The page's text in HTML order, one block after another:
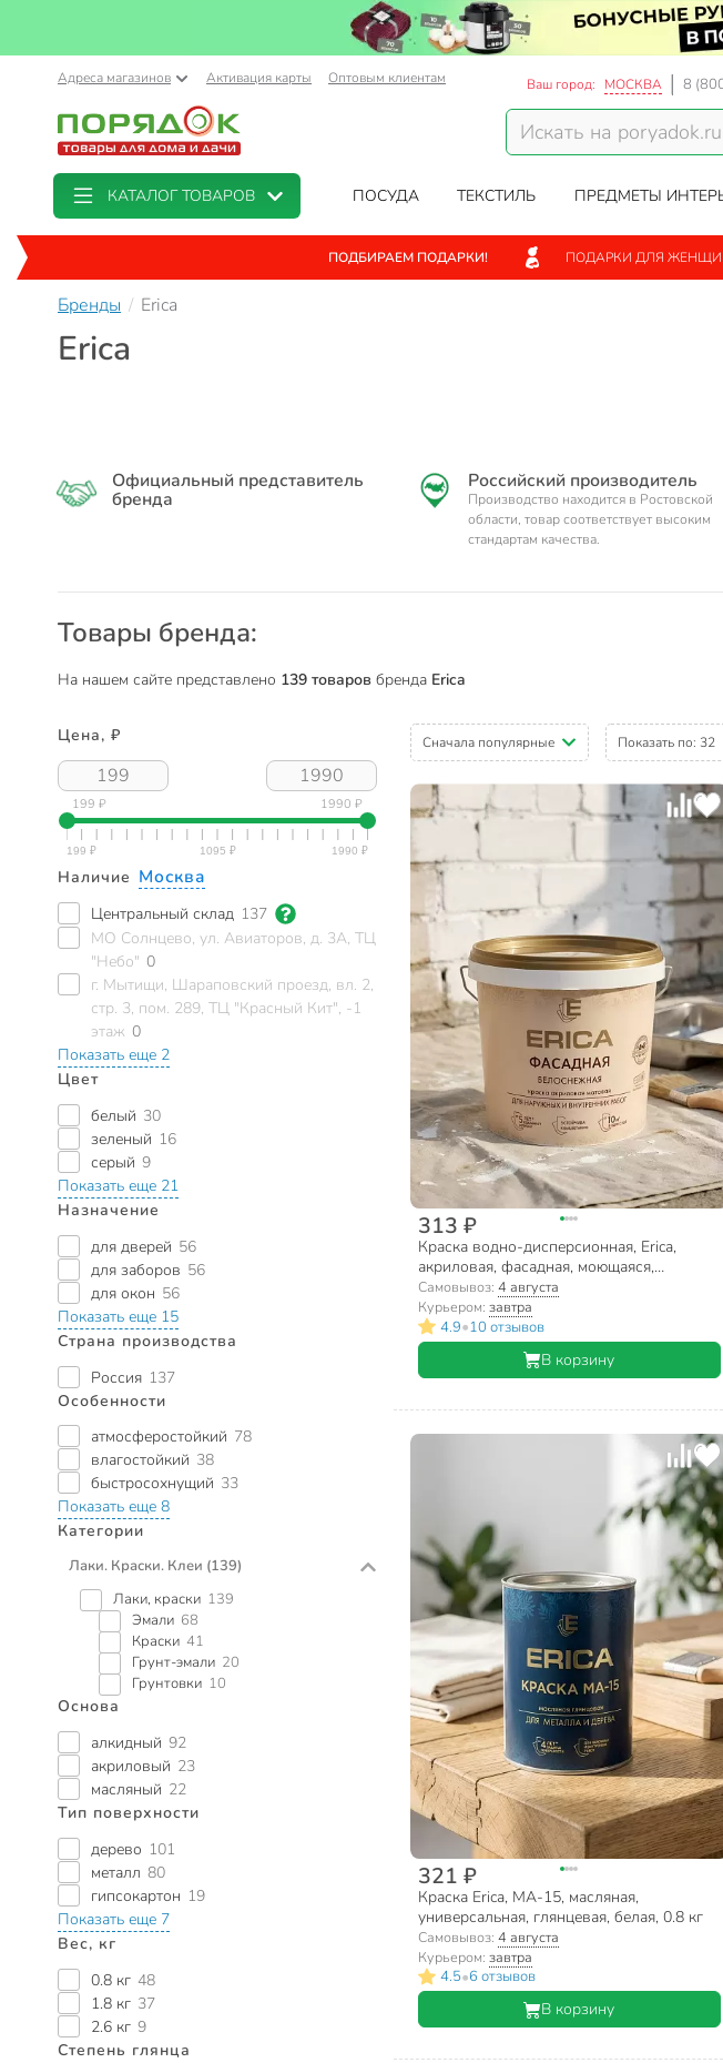
Адреса магазинов Активация карты Оптовым клиентам Ваш город: МОСКВА 8
КАТАЛОГ ТОВАРОВ ПОСУДА ТЕКСТИЛЬ ПРЕДМЕТЫ
ПОДБИРАЕМ ПОДАРКИ! ПОДАРКИ ДЛЯ
Бренды Erica
Erica
Официальный представитель
бренда
Российский производитель
Производство находится в Ростовской
области, товар соответствует высоким
стандартам качества.
Товары бренда:
На нашем сайте представлено 139 товаров бренда Erica
Цена, ₽
199 ₽ 1990 ₽
Наличие Москва
Центральный склад 137
МО Солнцево, ул. Авиаторов, д. 3А, ТЦ
"Небо" 0
г. Мытищи, Шараповский проезд, вл. 2,
стр. 3, пом. 289, ТЦ "Красный Кит", -1
этаж 0
Показать еще 2
Цвет
белый 30
зеленый 16
серый 9
Показать еще 21
Назначение
для дверей 56
для заборов 56
для окон 56
Показать еще 15
Страна производства
Россия 137
Особенности
атмосферостойкий 78
влагостойкий 38
быстросохнущий 33
Показать еще 8
Категории
Лаки. Краски. Клеи (139)
Лаки, краски 139
Эмали 68
Краски 41
Грунт-эмали 20
Грунтовки 10
Основа
алкидный 92
акриловый 23
масляный 22
Тип поверхности
дерево 101
металл 80
гипсокартон 19
Показать еще 7
Вес, кг
0.8 кг 48
1.8 кг 37
2.6 кг 9
Степень глянца
Сначала популярные Показать по: 32
313 ₽
Краска водно-дисперсионная, Erica,
акриловая, фасадная, моющаяся,
влагостойкая, матовая, белая, 1.4 кг
Самовывоз: 4 августа
Курьером: завтра
4.9•10 отзывов
В корзину
321 ₽
Краска Erica, МА-15, масляная,
универсальная, глянцевая, белая, 0.8 кг
Самовывоз: 4 августа
Курьером: завтра
4.5•6 отзывов
В корзину